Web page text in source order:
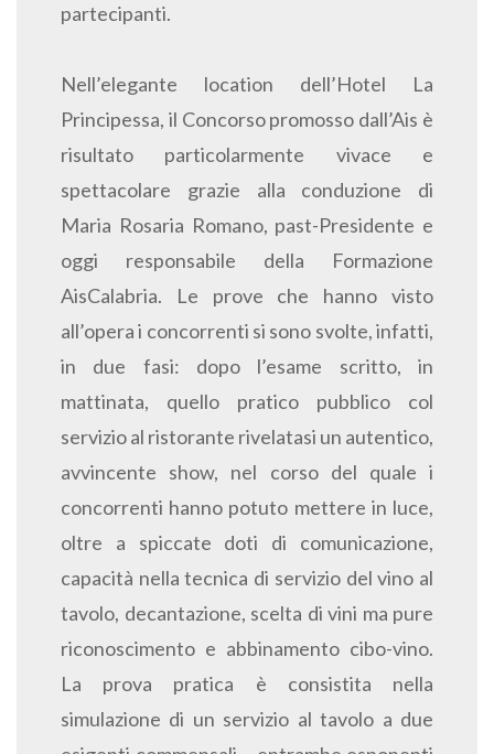
partecipanti.
Nell’elegante location dell’Hotel La
Principessa, il Concorso promosso dall’Ais è
risultato particolarmente vivace e
spettacolare grazie alla conduzione di
Maria Rosaria Romano, past-Presidente e
oggi responsabile della Formazione
AisCalabria. Le prove che hanno visto
all’opera i concorrenti si sono svolte, infatti,
in due fasi: dopo l’esame scritto, in
mattinata, quello pratico pubblico col
servizio al ristorante rivelatasi un autentico,
avvincente show, nel corso del quale i
concorrenti hanno potuto mettere in luce,
oltre a spiccate doti di comunicazione,
capacità nella tecnica di servizio del vino al
tavolo, decantazione, scelta di vini ma pure
riconoscimento e abbinamento cibo-vino.
La prova pratica è consistita nella
simulazione di un servizio al tavolo a due